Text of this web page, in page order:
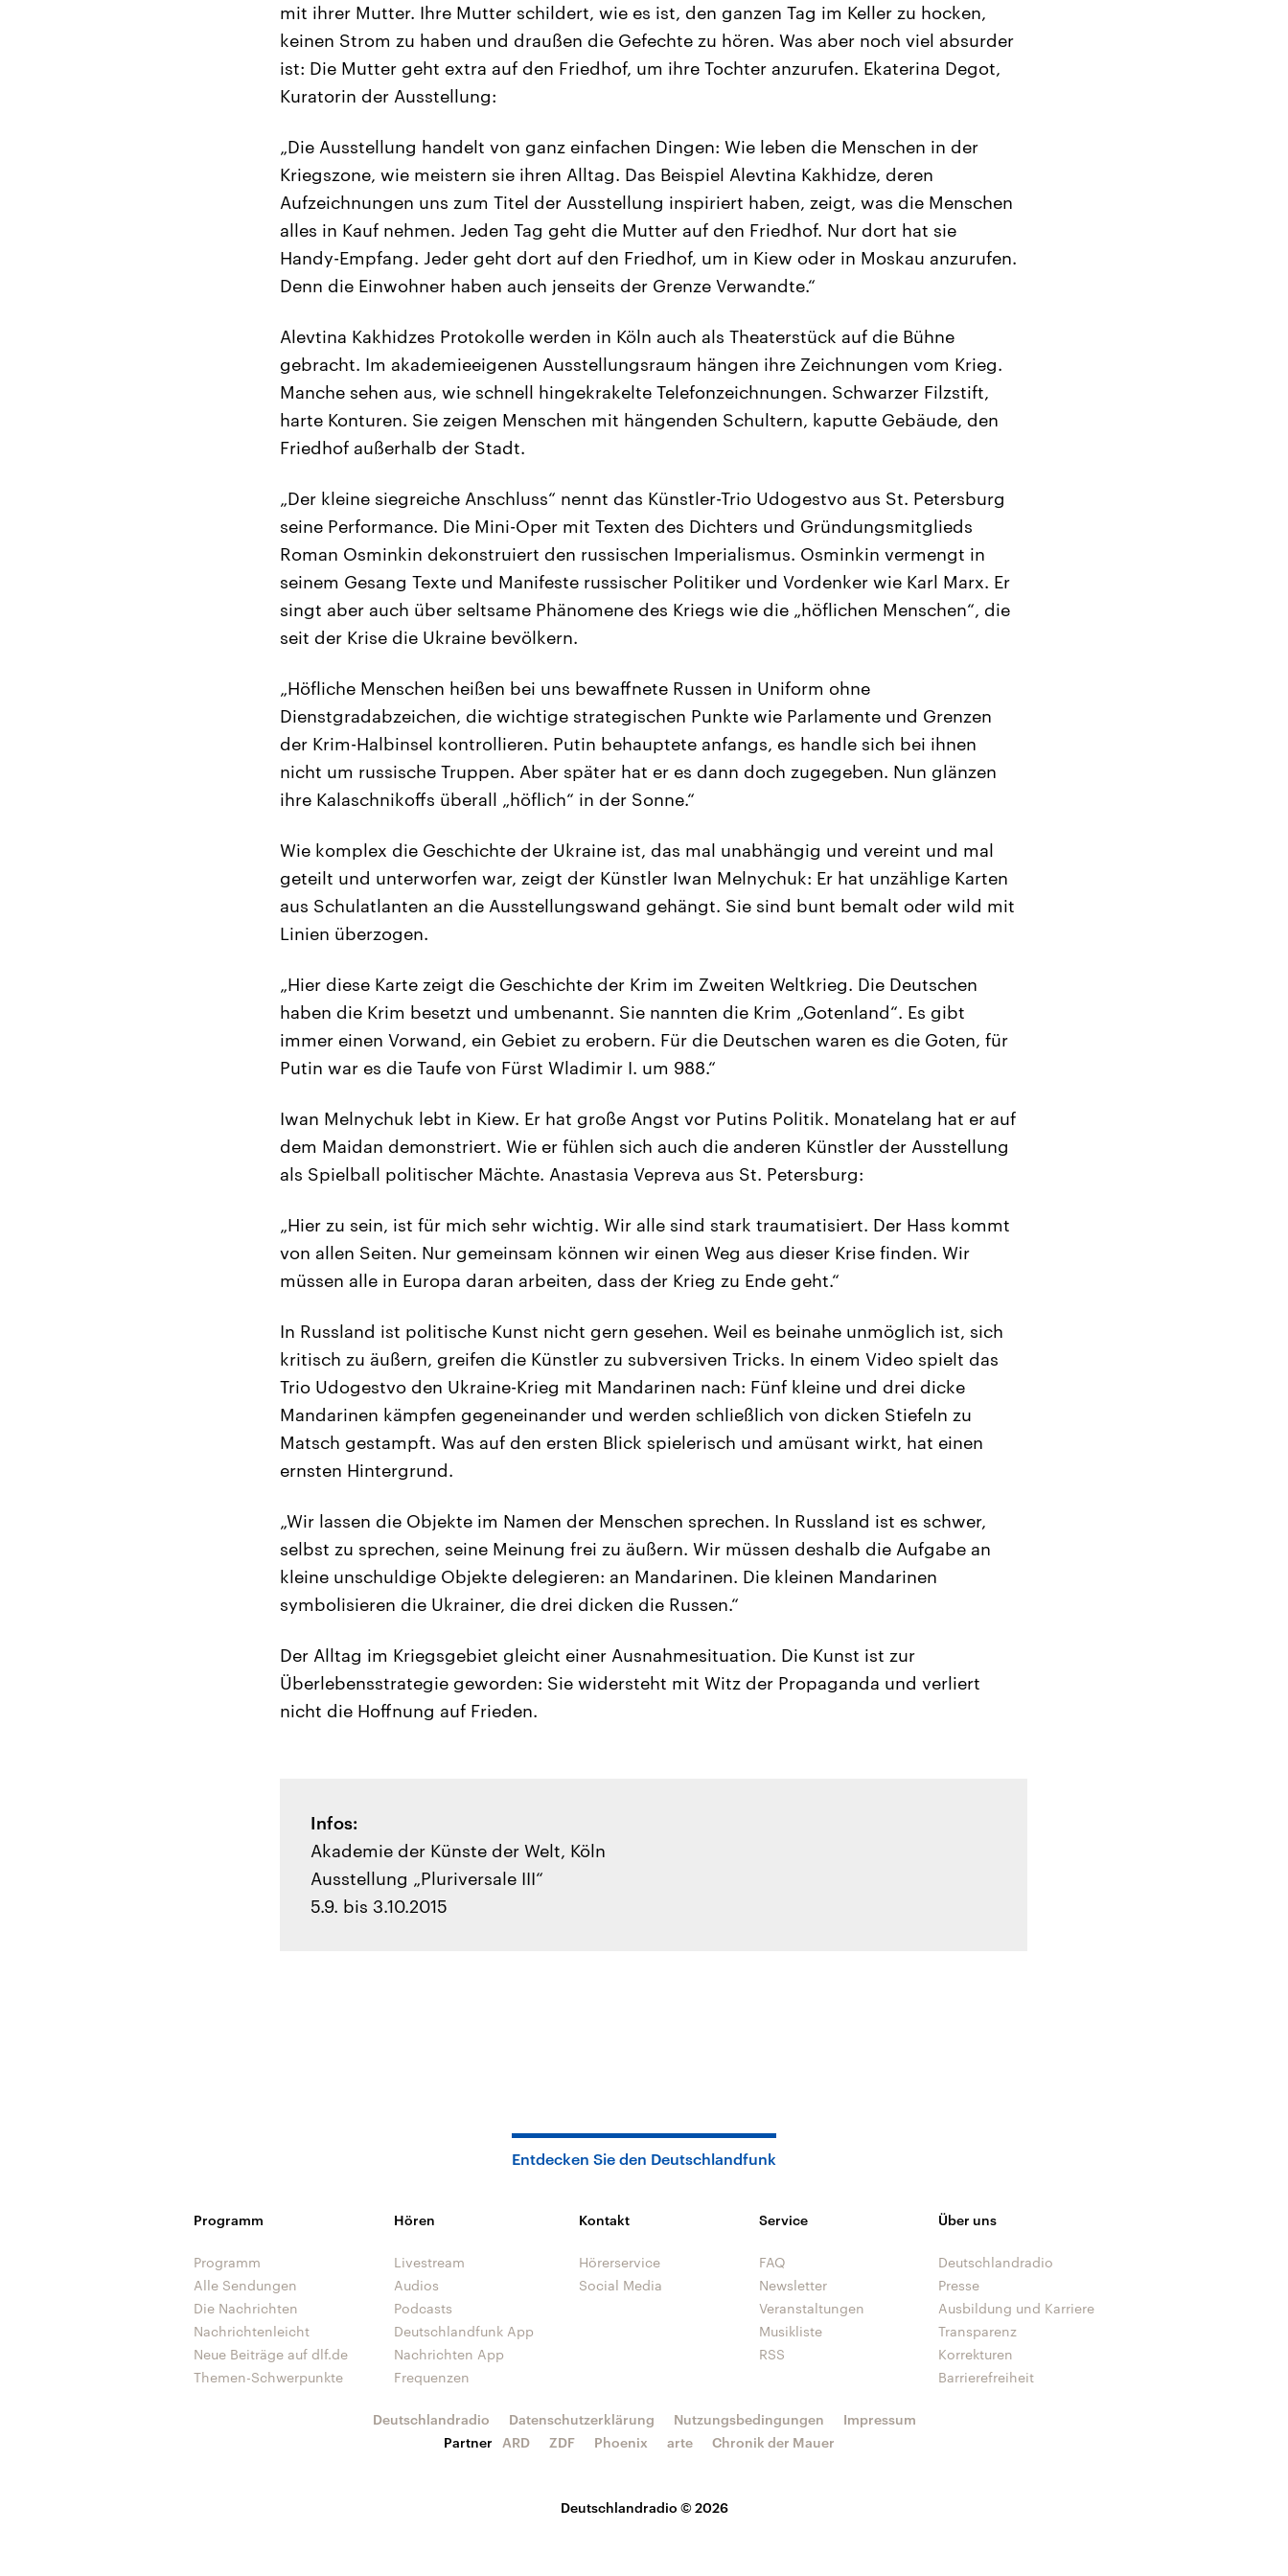
mit ihrer Mutter. Ihre Mutter schildert, wie es ist, den ganzen Tag im Keller zu hocken,
keinen Strom zu haben und draußen die Gefechte zu hören. Was aber noch viel absurder
ist: Die Mutter geht extra auf den Friedhof, um ihre Tochter anzurufen. Ekaterina Degot,
Kuratorin der Ausstellung:
„Die Ausstellung handelt von ganz einfachen Dingen: Wie leben die Menschen in der
Kriegszone, wie meistern sie ihren Alltag. Das Beispiel Alevtina Kakhidze, deren
Aufzeichnungen uns zum Titel der Ausstellung inspiriert haben, zeigt, was die Menschen
alles in Kauf nehmen. Jeden Tag geht die Mutter auf den Friedhof. Nur dort hat sie
Handy-Empfang. Jeder geht dort auf den Friedhof, um in Kiew oder in Moskau anzurufen.
Denn die Einwohner haben auch jenseits der Grenze Verwandte.“
Alevtina Kakhidzes Protokolle werden in Köln auch als Theaterstück auf die Bühne
gebracht. Im akademieeigenen Ausstellungsraum hängen ihre Zeichnungen vom Krieg.
Manche sehen aus, wie schnell hingekrakelte Telefonzeichnungen. Schwarzer Filzstift,
harte Konturen. Sie zeigen Menschen mit hängenden Schultern, kaputte Gebäude, den
Friedhof außerhalb der Stadt.
„Der kleine siegreiche Anschluss“ nennt das Künstler-Trio Udogestvo aus St. Petersburg
seine Performance. Die Mini-Oper mit Texten des Dichters und Gründungsmitglieds
Roman Osminkin dekonstruiert den russischen Imperialismus. Osminkin vermengt in
seinem Gesang Texte und Manifeste russischer Politiker und Vordenker wie Karl Marx. Er
singt aber auch über seltsame Phänomene des Kriegs wie die „höflichen Menschen“, die
seit der Krise die Ukraine bevölkern.
„Höfliche Menschen heißen bei uns bewaffnete Russen in Uniform ohne
Dienstgradabzeichen, die wichtige strategischen Punkte wie Parlamente und Grenzen
der Krim-Halbinsel kontrollieren. Putin behauptete anfangs, es handle sich bei ihnen
nicht um russische Truppen. Aber später hat er es dann doch zugegeben. Nun glänzen
ihre Kalaschnikoffs überall „höflich“ in der Sonne.“
Wie komplex die Geschichte der Ukraine ist, das mal unabhängig und vereint und mal
geteilt und unterworfen war, zeigt der Künstler Iwan Melnychuk: Er hat unzählige Karten
aus Schulatlanten an die Ausstellungswand gehängt. Sie sind bunt bemalt oder wild mit
Linien überzogen.
„Hier diese Karte zeigt die Geschichte der Krim im Zweiten Weltkrieg. Die Deutschen
haben die Krim besetzt und umbenannt. Sie nannten die Krim „Gotenland“. Es gibt
immer einen Vorwand, ein Gebiet zu erobern. Für die Deutschen waren es die Goten, für
Putin war es die Taufe von Fürst Wladimir I. um 988.“
Iwan Melnychuk lebt in Kiew. Er hat große Angst vor Putins Politik. Monatelang hat er auf
dem Maidan demonstriert. Wie er fühlen sich auch die anderen Künstler der Ausstellung
als Spielball politischer Mächte. Anastasia Vepreva aus St. Petersburg:
„Hier zu sein, ist für mich sehr wichtig. Wir alle sind stark traumatisiert. Der Hass kommt
von allen Seiten. Nur gemeinsam können wir einen Weg aus dieser Krise finden. Wir
müssen alle in Europa daran arbeiten, dass der Krieg zu Ende geht.“
In Russland ist politische Kunst nicht gern gesehen. Weil es beinahe unmöglich ist, sich
kritisch zu äußern, greifen die Künstler zu subversiven Tricks. In einem Video spielt das
Trio Udogestvo den Ukraine-Krieg mit Mandarinen nach: Fünf kleine und drei dicke
Mandarinen kämpfen gegeneinander und werden schließlich von dicken Stiefeln zu
Matsch gestampft. Was auf den ersten Blick spielerisch und amüsant wirkt, hat einen
ernsten Hintergrund.
„Wir lassen die Objekte im Namen der Menschen sprechen. In Russland ist es schwer,
selbst zu sprechen, seine Meinung frei zu äußern. Wir müssen deshalb die Aufgabe an
kleine unschuldige Objekte delegieren: an Mandarinen. Die kleinen Mandarinen
symbolisieren die Ukrainer, die drei dicken die Russen.“
Der Alltag im Kriegsgebiet gleicht einer Ausnahmesituation. Die Kunst ist zur
Überlebensstrategie geworden: Sie widersteht mit Witz der Propaganda und verliert
nicht die Hoffnung auf Frieden.
Infos:
Akademie der Künste der Welt, Köln
Ausstellung „Pluriversale III“
5.9. bis 3.10.2015
Entdecken Sie den Deutschlandfunk
Programm
Programm
Alle Sendungen
Die Nachrichten
Nachrichtenleicht
Neue Beiträge auf dlf.de
Themen-Schwerpunkte
Hören
Livestream
Audios
Podcasts
Deutschlandfunk App
Nachrichten App
Frequenzen
Kontakt
Hörerservice
Social Media
Service
FAQ
Newsletter
Veranstaltungen
Musikliste
RSS
Über uns
Deutschlandradio
Presse
Ausbildung und Karriere
Transparenz
Korrekturen
Barrierefreiheit
Deutschlandradio © 2026
Deutschlandradio Datenschutzerklärung Nutzungsbedingungen
Impressum
Partner
ARD ZDF Phoenix arte Chronik der Mauer